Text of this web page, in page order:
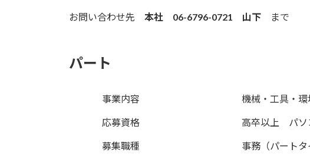
お問い合わせ先 本社 06-6796-0721 山下 まで
パート
事業内容 機械・工具・
応募資格 高卒以上 パソ
募集職種 事務（パートタ